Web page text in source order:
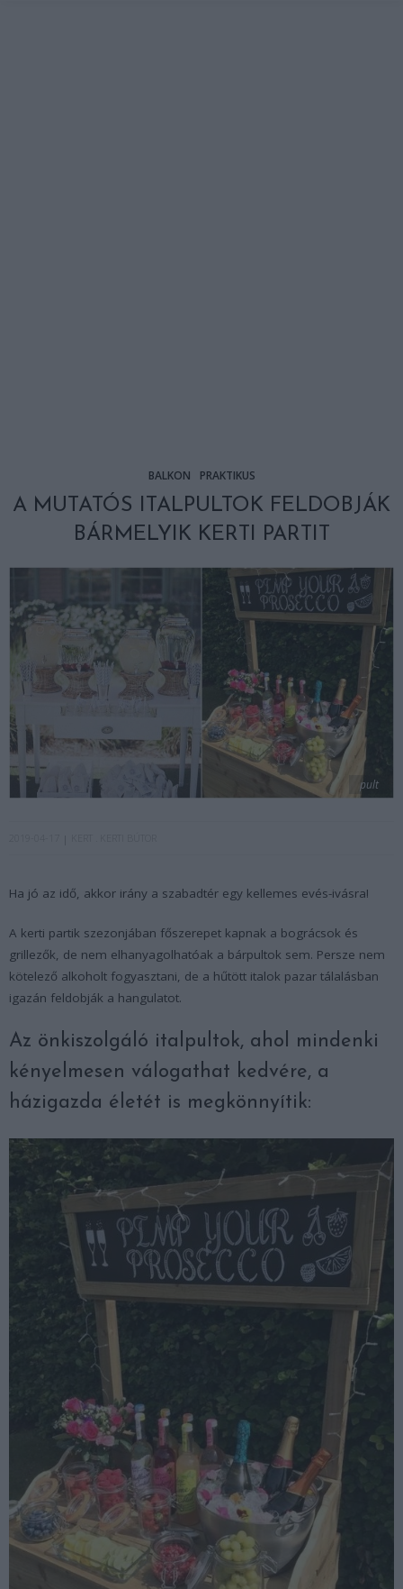
BALKON PRAKTIKUS
A MUTATÓS ITALPULTOK FELDOBJÁK
BÁRMELYIK KERTI PARTIT
pult
Ha jó az idő, akkor irány a szabadtér egy kellemes evés-ivásra!
A kerti partik szezonjában főszerepet kapnak a bográcsok és
grillezők, de nem elhanyagolhatóak a bárpultok sem. Persze nem
kötelező alkoholt fogyasztani, de a hűtött italok pazar tálalásban
igazán feldobják a hangulatot.
Az önkiszolgáló italpultok, ahol mindenki
kényelmesen válogathat kedvére, a
házigazda életét is megkönnyítik: